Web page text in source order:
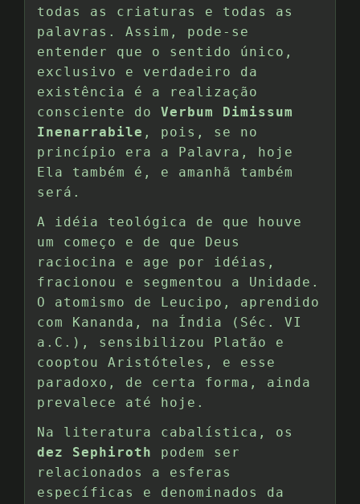
todas as criaturas e todas as
palavras. Assim, pode-se
entender que o sentido único,
exclusivo e verdadeiro da
existência é a realização
consciente do Verbum Dimissum
Inenarrabile , pois, se no
princípio era a Palavra, hoje
Ela também é, e amanhã também
será.
A idéia teológica de que houve
um começo e de que Deus
raciocina e age por idéias,
fracionou e segmentou a Unidade.
O atomismo de Leucipo, aprendido
com Kananda, na Índia (Séc. VI
a.C.), sensibilizou Platão e
cooptou Aristóteles, e esse
paradoxo, de certa forma, ainda
prevalece até hoje.
Na literatura cabalística, os
dez Sephiroth
podem ser
relacionados a esferas
específicas e denominados da